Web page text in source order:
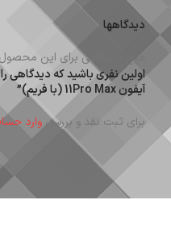
دیدگاهها
هیچ دیدگاهی برای این
اولین نفری باشید که دیدگاهی
آیفون 11Pro Max (با فریم)”
برای ثبت نقد و بررسیوارد